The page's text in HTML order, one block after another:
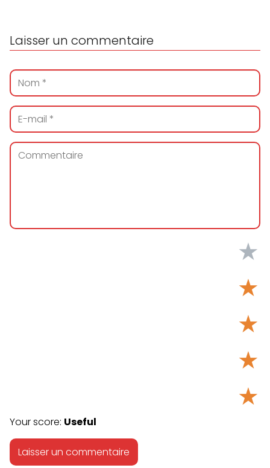
Laisser un commentaire
★
★
★
★
★
Your score: Useful